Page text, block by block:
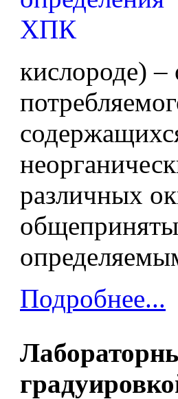
кислороде) –
различных
Подробнее...